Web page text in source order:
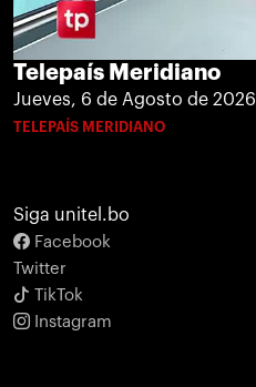
Telepaís Meridiano
Jueves, 6 de Agosto de 2026
TELEPAÍS MERIDIANO
Siga unitel.bo
Facebook
Twitter
TikTok
Instagram